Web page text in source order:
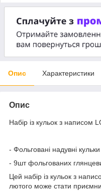
Опис Характеристики
Опис
Набір із кульок з написом
- Фольговані надувні
- 9шт фольгованих
Цей набір із кульок з
лютого може стати